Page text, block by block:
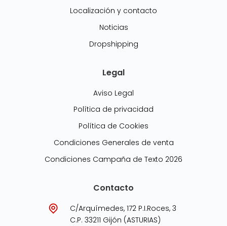
Localización y contacto
Noticias
Dropshipping
Legal
Aviso Legal
Política de privacidad
Política de Cookies
Condiciones Generales de venta
Condiciones Campaña de Texto 2026
Contacto
C/Arquímedes, 172 P.I.Roces, 3
C.P. 33211 Gijón (ASTURIAS)